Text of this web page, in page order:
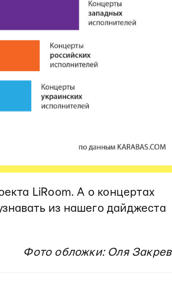
LiRoom. А о концертах
из нашего дайджеста
Фото обложки: Оля